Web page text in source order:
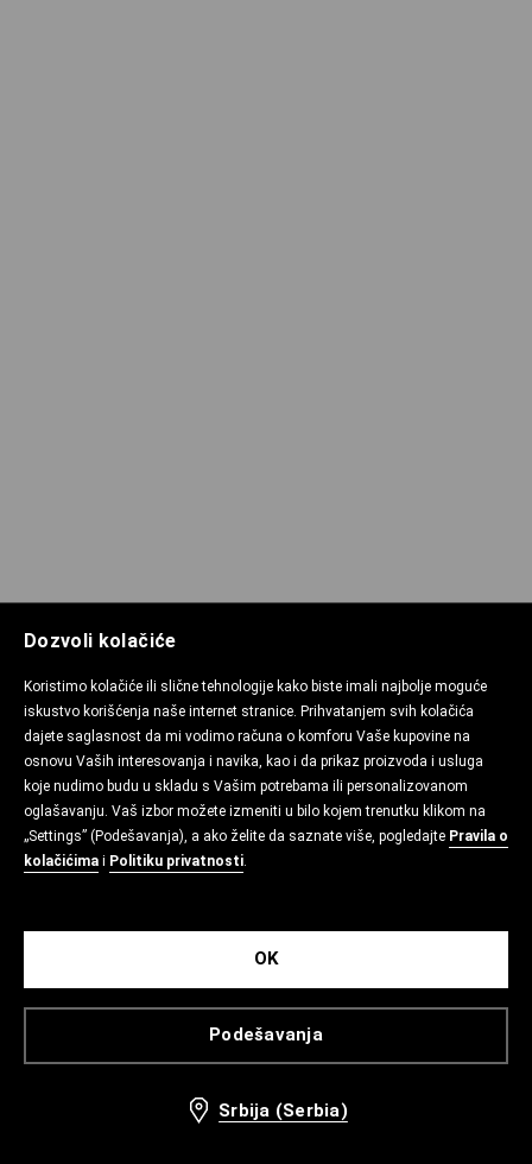
Dozvoli kolačiće
Koristimo kolačiće ili slične tehnologije kako biste imali najbolje moguće
iskustvo korišćenja naše internet stranice. Prihvatanjem svih kolačića
dajete saglasnost da mi vodimo računa o komforu Vaše kupovine na
osnovu Vaših interesovanja i navika, kao i da prikaz proizvoda i usluga
koje nudimo budu u skladu s Vašim potrebama ili personalizovanom
oglašavanju. Vaš izbor možete izmeniti u bilo kojem trenutku klikom na
„Settings” (Podešavanja), a ako želite da saznate više, pogledajte Pravila o
kolačićima i Politiku privatnosti.
Podešavanja
OK
Srbija (Serbia)